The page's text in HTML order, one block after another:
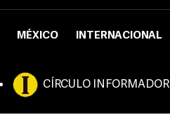
MÉXICO INTERNACIONAL
CÍRCULO INFORMADOR